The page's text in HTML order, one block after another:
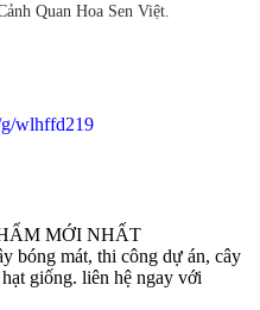
Quan Hoa Sen Việt.
g/wlhffd219
MỚI NHẤT
bóng mát, thi công dự án, cây
giống. liên hệ ngay với